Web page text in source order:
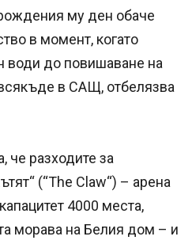
му ден обаче
в момент, когато
води до повишаване на
в САЩ, отбелязва
че разходите за
(“The Claw“) – арена
4000 места,
морава на Белия дом – и